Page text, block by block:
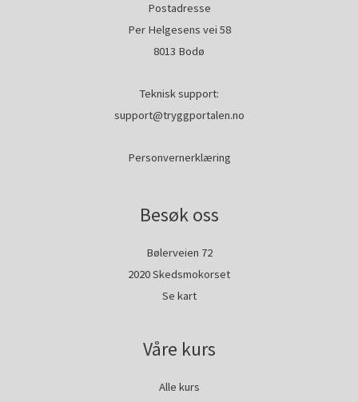
Postadresse
Per Helgesens vei 58
8013 Bodø
Teknisk support:
support@tryggportalen.no
Personvernerklæring
Besøk oss
Bølerveien 72
2020 Skedsmokorset
Se kart
Våre kurs
Alle kurs